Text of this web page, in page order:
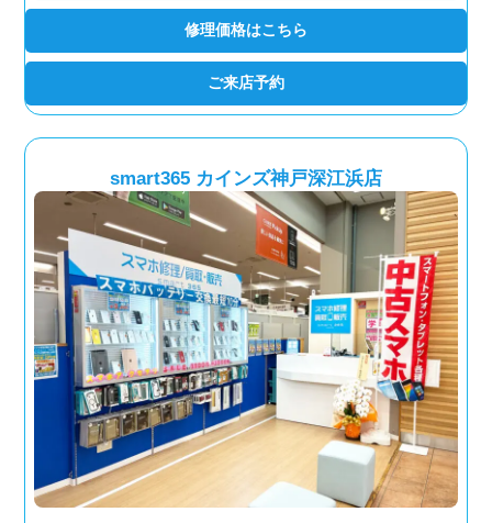
修理価格はこちら
ご来店予約
smart365 カインズ神戸深江浜店